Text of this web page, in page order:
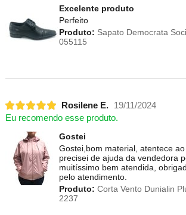
Excelente produto
Perfeito
Produto: Sapato Democrata
055115
Rosilene E.
19/11/2024
Eu recomendo esse produto.
Gostei
Gostei,bom material, atentece
precisei de ajuda da vendedora
muitíssimo bem atendida,
pelo atendimento.
Produto: Corta Vento Dunialin
2237